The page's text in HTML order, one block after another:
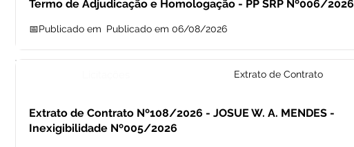
Termo de Adjudicação e Homologação - PP SRP Nº006/2026
📅Publicado em Publicado em 06/08/2026
Extrato de Contrato
Extrato de Contrato Nº108/2026 - JOSUE W. A. MENDES -
Inexigibilidade Nº005/2026